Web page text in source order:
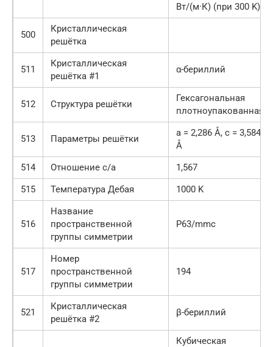
Вт/(м·К) (при 300 K)
500
Кристаллическая
решётка
511
Кристаллическая
решётка #1
α-бериллий
512 Структура решётки
Гексагональная
плотноупакованная
513 Параметры решётки
a = 2,286 Å, c = 3,584
Å
514
Отношение c/a
1,567
515
Температура Дебая 1000 K
516
Название
пространственной
группы симметрии
P63/mmc
517
Номер
пространственной
группы симметрии
194
521
Кристаллическая
решётка #2
β-бериллий
Кубическая